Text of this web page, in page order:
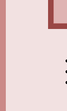
J'ai
dois
les prix
Pierre B
Je suis